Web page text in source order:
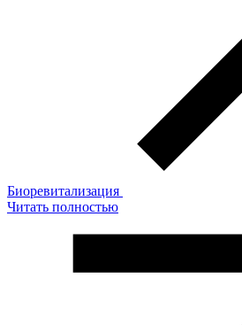
Биоревитализация
Читать полностью